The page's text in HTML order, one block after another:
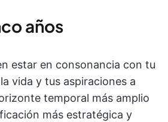
años
estar en consonancia con tu
vida y tus aspiraciones a
temporal más amplio
más estratégica y